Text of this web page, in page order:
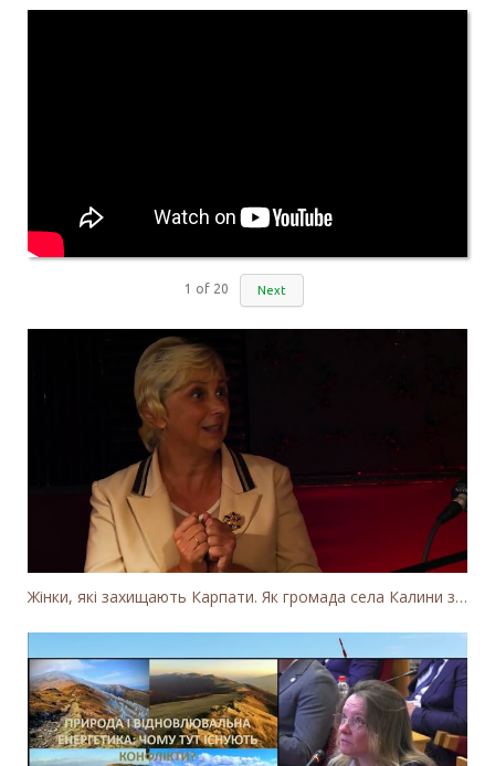
1 of 20 Next
Жінки, які захищають Карпати. Як громада села Калини захищає річку Тересву від забудови МГЕС